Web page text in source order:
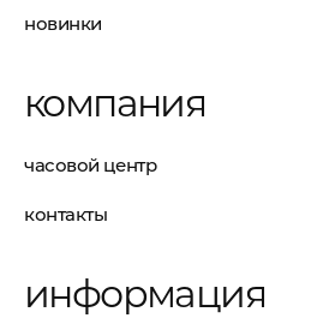
новинки
компания
часовой центр
контакты
информация